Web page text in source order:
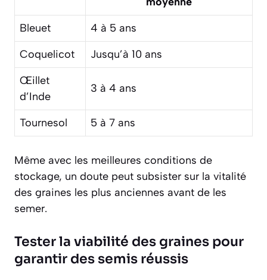
Bleuet
4 à 5 ans
Coquelicot
Jusqu’à 10 ans
Œillet
d’Inde
3 à 4 ans
Tournesol 5 à 7 ans
Même avec les meilleures conditions de
stockage, un doute peut subsister sur la vitalité
des graines les plus anciennes avant de les
semer.
Tester la viabilité des graines pour
garantir des semis réussis